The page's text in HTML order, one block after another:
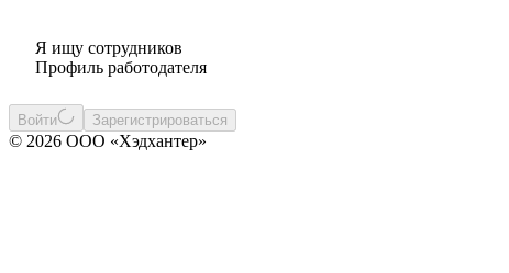
Я ищу сотрудников
Профиль работодателя
Войти Зарегистрироваться
© 2026 ООО «Хэдхантер»